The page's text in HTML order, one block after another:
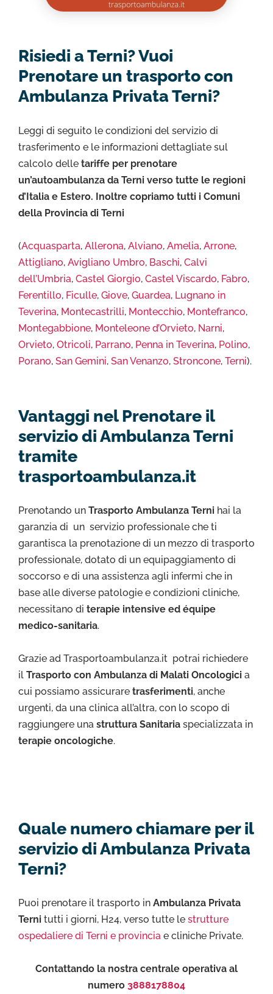
Risiedi a Terni? Vuoi
Prenotare un trasporto con
Ambulanza Privata Terni?
Leggi di seguito le condizioni del servizio di
trasferimento e le informazioni dettagliate sul
calcolo delle tariffe per prenotare
un’autoambulanza da Terni verso tutte le regioni
d’Italia e Estero. Inoltre copriamo tutti i Comuni
della Provincia di Terni
(Acquasparta, Allerona, Alviano, Amelia, Arrone,
Attigliano, Avigliano Umbro, Baschi, Calvi
dell’Umbria, Castel Giorgio, Castel Viscardo, Fabro,
Ferentillo, Ficulle, Giove, Guardea, Lugnano in
Teverina, Montecastrilli, Montecchio, Montefranco,
Montegabbione, Monteleone d’Orvieto, Narni,
Orvieto, Otricoli, Parrano, Penna in Teverina, Polino,
Porano, San Gemini, San Venanzo, Stroncone, Terni).
Vantaggi nel Prenotare il
servizio di Ambulanza Terni
tramite
trasportoambulanza.it
Prenotando un Trasporto Ambulanza Terni hai la
garanzia di un servizio professionale che ti
garantisca la prenotazione di un mezzo di trasporto
professionale, dotato di un equipaggiamento di
soccorso e di una assistenza agli infermi che in
base alle diverse patologie e condizioni cliniche,
necessitano di terapie intensive ed équipe
medico-sanitaria.
Grazie ad Trasportoambulanza.it potrai richiedere
il Trasporto con Ambulanza di Malati Oncologici a
cui possiamo assicurare trasferimenti, anche
urgenti, da una clinica all’altra, con lo scopo di
raggiungere una struttura Sanitaria specializzata in
terapie oncologiche.
Quale numero chiamare per il
servizio di Ambulanza Privata
Terni?
Puoi prenotare il trasporto in Ambulanza Privata
Terni tutti i giorni, H24, verso tutte le strutture
ospedaliere di Terni e provincia e cliniche Private.
Contattando la nostra centrale operativa al
numero 3888178804